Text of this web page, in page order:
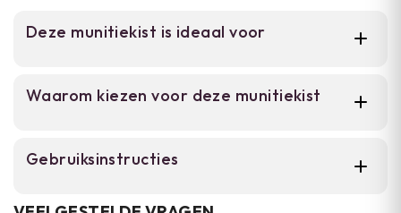
Deze munitiekist is ideaal voor
hobbyisten die een betrouwbare
munitie, uitrusting en collectibles dankzij zijn
Waarom kiezen voor deze munitiekist
Robuuste stalen constructie met
Zware handgrepen voor eenvoudig
Gebruiksinstructies
Plaats uw spullen in het kistje en sluit het